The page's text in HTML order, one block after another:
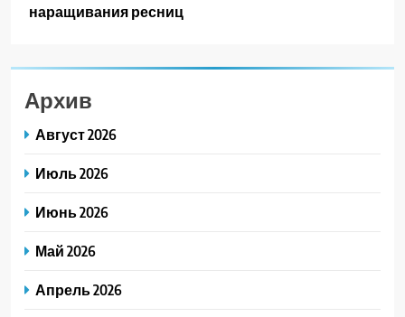
наращивания ресниц
Архив
Август 2026
Июль 2026
Июнь 2026
Май 2026
Апрель 2026